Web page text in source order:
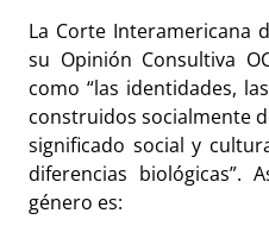
La Corte Interamericana
su Opinión Consultiva
como “las identidades,
construidos socialmente
significado social y
diferencias biológicas”.
género es: